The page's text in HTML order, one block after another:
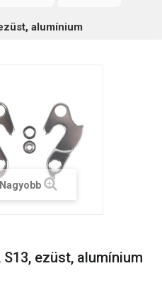
alumínium
Nagyobb
ezüst, alumínium